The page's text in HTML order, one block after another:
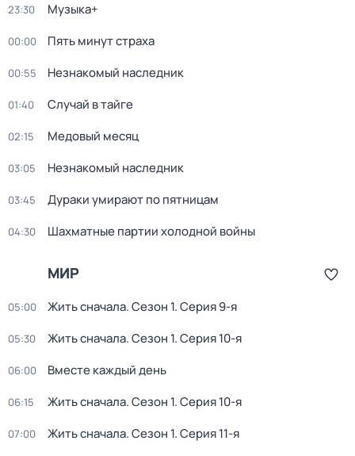
23:30 Музыка+
00:00 Пять минут страха
00:55 Незнакoмый наслeдник
01:40 Случай в тайге
02:15 Медовый месяц
03:05 Незнакoмый наслeдник
03:45 Дураки умирают по пятницам
04:30 Шахматные партии холодной войны
МИР
05:00 Жить сначала. Сезон 1. Серия 9-я
05:30 Жить сначала. Сезон 1. Серия 10-я
06:00 Вместе каждый день
06:15 Жить сначала. Сезон 1. Серия 10-я
07:00 Жить сначала. Сезон 1. Серия 11-я